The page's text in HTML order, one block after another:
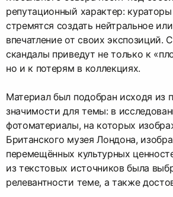
репутационный характер:
стремятся создать нейтральное
впечатление от своих экспозиций.
скандалы приведут не только к
но и к потерям в коллекциях.
Материал был подобран исходя из
значимости для темы: в
фотоматериалы, на которых
Британского музея Лондона,
перемещённых культурных
из текстовых источников была
релевантности теме, а также